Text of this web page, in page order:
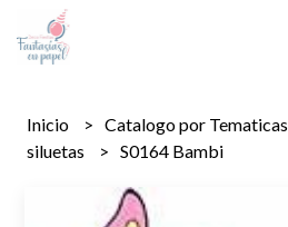
Inicio Catalogo por Tematicas
siluetas
S0164 Bambi